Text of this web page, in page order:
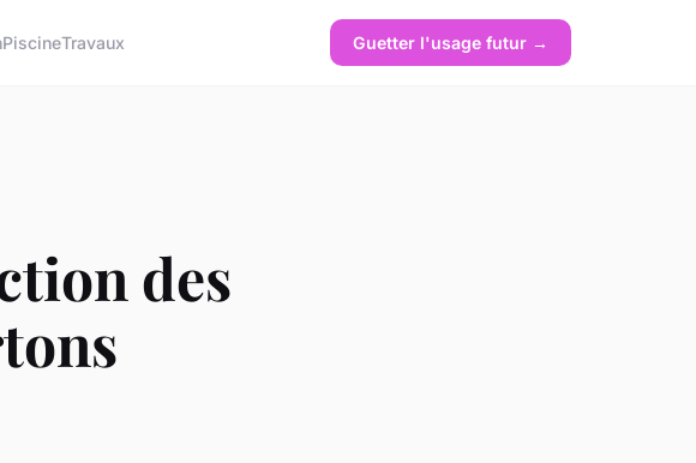
PiscineTravaux Guetter l'usage futur →
des